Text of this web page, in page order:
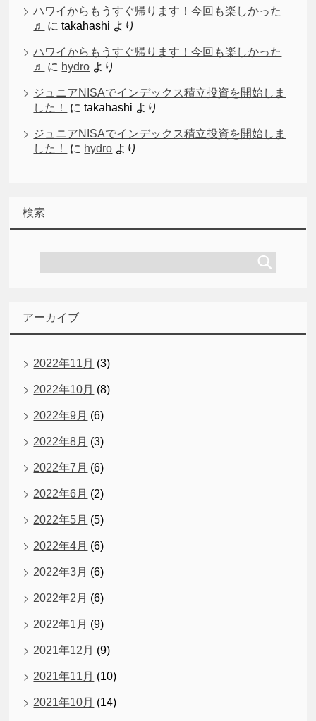
ハワイからもうすぐ帰ります！今回も楽しかった
♬
にtakahashi より
ハワイからもうすぐ帰ります！今回も楽しかった
♬
に hydro より
ジュニアNISAでインデックス積立投資を開始しま
した！
にtakahashi より
ジュニアNISAでインデックス積立投資を開始しま
した！
に hydro より
検索
アーカイブ
2022年11月 (3)
2022年10月 (8)
2022年9月 (6)
2022年8月 (3)
2022年7月 (6)
2022年6月 (2)
2022年5月 (5)
2022年4月 (6)
2022年3月 (6)
2022年2月 (6)
2022年1月 (9)
2021年12月 (9)
2021年11月 (10)
2021年10月 (14)